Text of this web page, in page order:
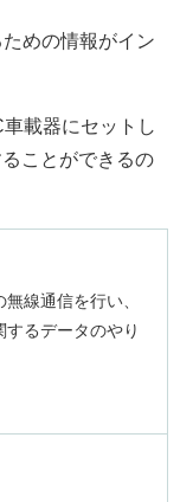
めの情報がイン
載器にセットし
ことができるの
線通信を行い、
るデータのやり